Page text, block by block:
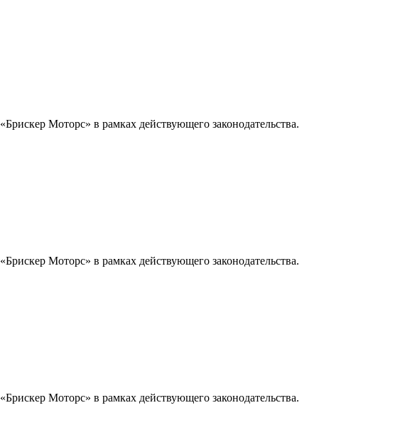
«Брискер Моторс» в рамках действующего законодательства.
«Брискер Моторс» в рамках действующего законодательства.
«Брискер Моторс» в рамках действующего законодательства.